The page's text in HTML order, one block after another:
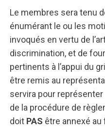
Le membres sera tenu
énumérant le ou les
invoqués en vertu de
discrimination, et de
pertinents à l’appui du
être remis au
servira pour
de la procédure de
doit PAS être annexé